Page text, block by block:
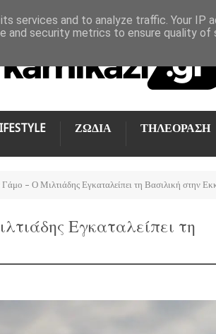
ΖΩΔΙΑ ΤΗΛΕΟΡΑΣΗ
– Ο Μιλτιάδης Εγκαταλείπει τη Βασιλική στην
Εγκαταλείπει τη
services and to analyze traffic. Your IP
and security metrics to ensure quality of